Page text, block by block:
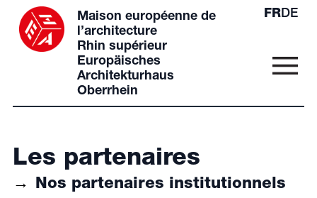
Maison européenne de
l’architecture
Rhin supérieur
Europäisches
Architekturhaus
Oberrhein
FRDE
Les partenaires
Nos partenaires institutionnels